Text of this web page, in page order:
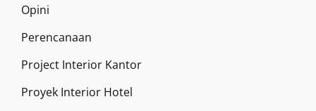
Opini
Perencanaan
Project Interior Kantor
Proyek Interior Hotel